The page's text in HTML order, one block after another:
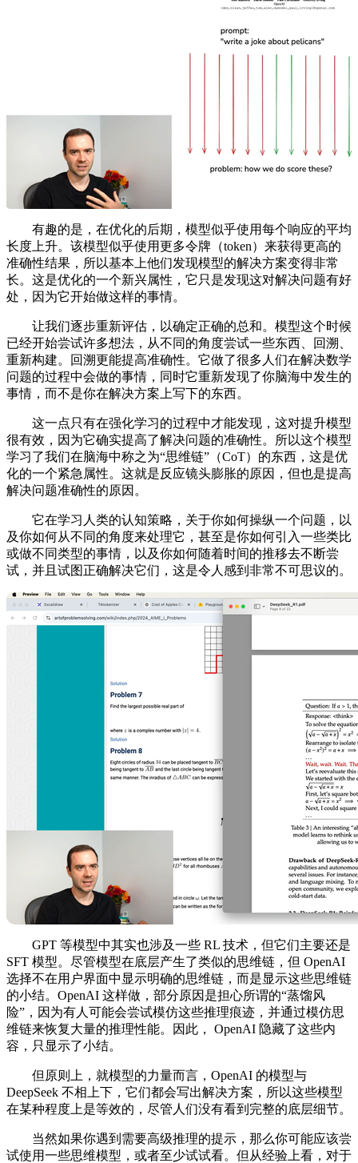
有趣的是，在优化的后期，模型似乎使用每个响应的平均
长度上升。该模型似乎使用更多令牌（token）来获得更高的
准确性结果，所以基本上他们发现模型的解决方案变得非常
长。这是优化的一个新兴属性，它只是发现这对解决问题有好
处，因为它开始做这样的事情。
让我们逐步重新评估，以确定正确的总和。模型这个时候
已经开始尝试许多想法，从不同的角度尝试一些东西、回溯、
重新构建。回溯更能提高准确性。它做了很多人们在解决数学
问题的过程中会做的事情，同时它重新发现了你脑海中发生的
事情，而不是你在解决方案上写下的东西。
这一点只有在强化学习的过程中才能发现，这对提升模型
很有效，因为它确实提高了解决问题的准确性。所以这个模型
学习了我们在脑海中称之为“思维链”（CoT）的东西，这是优
化的一个紧急属性。这就是反应镜头膨胀的原因，但也是提高
解决问题准确性的原因。
它在学习人类的认知策略，关于你如何操纵一个问题，以
及你如何从不同的角度来处理它，甚至是你如何引入一些类比
或做不同类型的事情，以及你如何随着时间的推移去不断尝
试，并且试图正确解决它们，这是令人感到非常不可思议的。
GPT 等模型中其实也涉及一些 RL 技术，但它们主要还是
SFT 模型。尽管模型在底层产生了类似的思维链，但 OpenAI
选择不在用户界面中显示明确的思维链，而是显示这些思维链
的小结。OpenAI 这样做，部分原因是担心所谓的“蒸馏风
险”，因为有人可能会尝试模仿这些推理痕迹，并通过模仿思
维链来恢复大量的推理性能。因此， OpenAI 隐藏了这些内
容，只显示了小结。
但原则上，就模型的力量而言，OpenAI 的模型与
DeepSeek 不相上下，它们都会写出解决方案，所以这些模型
在某种程度上是等效的，尽管人们没有看到完整的底层细节。
当然如果你遇到需要高级推理的提示，那么你可能应该尝
试使用一些思维模型，或者至少试试看。但从经验上看，对于